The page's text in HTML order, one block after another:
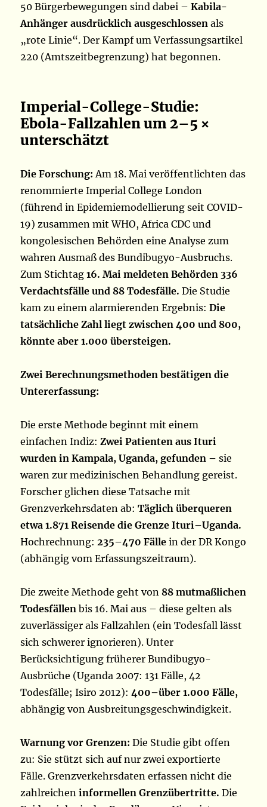
50 Bürgerbewegungen sind dabei –Kabila-
Anhänger ausdrücklich ausgeschlossen als
„rote Linie“. Der Kampf um Verfassungsartikel
220 (Amtszeitbegrenzung) hat begonnen.
Imperial-College-Studie:
Ebola-Fallzahlen um 2–5 ×
unterschätzt
Die Forschung: Am 18. Mai veröffentlichten das
renommierte Imperial College London
(führend in Epidemiemodellierung seit COVID-
19) zusammen mit WHO, Africa CDC und
kongolesischen Behörden eine Analyse zum
wahren Ausmaß des Bundibugyo-Ausbruchs.
Zum Stichtag16. Mai meldeten Behörden 336
Verdachtsfälle und 88 Todesfälle. Die Studie
kam zu einem alarmierenden Ergebnis:Die
tatsächliche Zahl liegt zwischen 400 und 800,
könnte aber 1.000 übersteigen.
Zwei Berechnungsmethoden bestätigen die
Untererfassung:
Die erste Methode beginnt mit einem
einfachen Indiz:Zwei Patienten aus Ituri
wurden in Kampala, Uganda, gefunden – sie
waren zur medizinischen Behandlung gereist.
Forscher glichen diese Tatsache mit
Grenzverkehrsdaten ab:Täglich überqueren
etwa 1.871 Reisende die Grenze Ituri–Uganda.
Hochrechnung:235–470 Fälle in der DR Kongo
(abhängig vom Erfassungszeitraum).
Die zweite Methode geht von 88 mutmaßlichen
Todesfällen bis 16. Mai aus – diese gelten als
zuverlässiger als Fallzahlen (ein Todesfall lässt
sich schwerer ignorieren). Unter
Berücksichtigung früherer Bundibugyo-
Ausbrüche (Uganda 2007: 131 Fälle, 42
Todesfälle; Isiro 2012):400–über 1.000 Fälle,
abhängig von Ausbreitungsgeschwindigkeit.
Warnung vor Grenzen: Die Studie gibt offen
zu: Sie stützt sich auf nur zwei exportierte
Fälle. Grenzverkehrsdaten erfassen nicht die
zahlreicheninformellen Grenzübertritte. Die